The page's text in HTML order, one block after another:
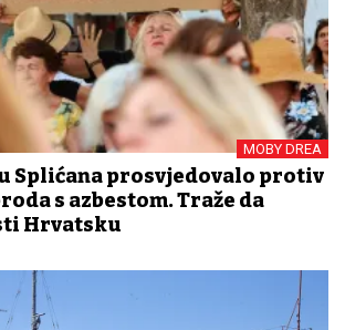
MOBY DREA
Splićana prosvjedovalo protiv
s azbestom. Traže da
Hrvatsku